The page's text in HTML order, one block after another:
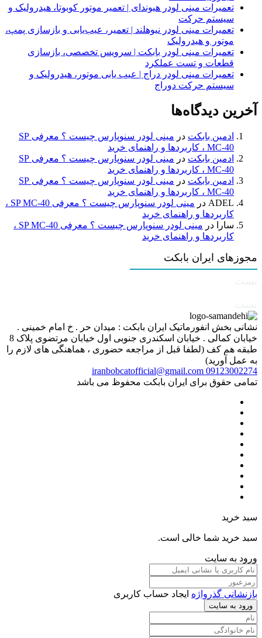
تعمیرات مینی لودر هیوندای | تعمیر موتور کوبوتا، هیدرولیک و
سیستم حرکت
تعمیرات مینی لودر نیوهلند | تعمیر، عیب‌یابی و بازسازی پمپ،
موتور و هیدرولیک
تعمیرات مینی لودر بابکت | سرویس تخصصی، بازسازی
قطعات و تست عملکرد
تعمیرات مینی لودر دراج | عیب یابی موتور، هیدرولیک و
سیستم حرکت دوراج
آخرین دیدگاه‌ها
ادمین بابکت در
مینی لودر سنوپارس چیست ؟ معرفی SP
MC-40 ، کاربردها و راهنمای خرید
ادمین بابکت در
مینی لودر سنوپارس چیست ؟ معرفی SP
MC-40 ، کاربردها و راهنمای خرید
ادمین بابکت در
مینی لودر سنوپارس چیست ؟ معرفی SP
MC-40 ، کاربردها و راهنمای خرید
ADEL در
مینی لودر سنوپارس چیست ؟ معرفی SP MC-40 ،
کاربردها و راهنمای خرید
سارا
در
مینی لودر سنوپارس چیست ؟ معرفی SP MC-40 ،
کاربردها و راهنمای خرید
مجوزهای ایران بابکت
نشانی بخش انفورماتیک ایران بابکت : میدان حر . خ امام خمینی .
خیابان کمالی . خیابان اسکندری جنوبی اول خیابان مرتضوی پلاک 8
طبقه هم کف (لطفا قبل از مراجعه حضوری ، هماهنگی های لازم را
به عمل آورید)
09123002274
iranbobcatofficial@gmail.com
تمامی حقوق برای ایران بابکت محفوظ می باشد
سبد خرید
سبد خرید شما خالی است.
ورود به سایت
بازنشانی گذرواژه ایجاد حساب کاربری
ورود به سایت